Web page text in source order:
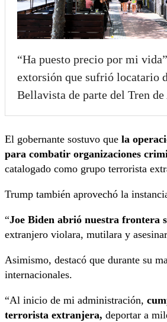
“Ha puesto precio por mi
extorsión que sufrió locatario
Bellavista de parte del Tren de
El gobernante sostuvo que la
para combatir organizaciones
catalogado como grupo terrorista
Trump también aprovechó la
“Joe Biden abrió nuestra frontera
extranjero violara, mutilara y
Asimismo, destacó que durante su
internacionales.
“Al inicio de mi administración,
terrorista extranjera, deportar a